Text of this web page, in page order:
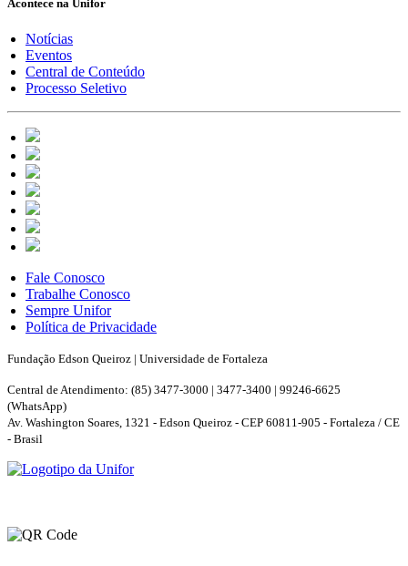
Acontece na Unifor
Notícias
Eventos
Central de Conteúdo
Processo Seletivo
Fale Conosco
Trabalhe Conosco
Sempre Unifor
Política de Privacidade
Fundação Edson Queiroz | Universidade de Fortaleza
Central de Atendimento: (85) 3477-3000 | 3477-3400 | 99246-6625
(WhatsApp)
Av. Washington Soares, 1321 - Edson Queiroz - CEP 60811-905 - Fortaleza / CE
- Brasil